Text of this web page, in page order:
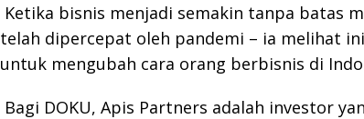
Ketika bisnis menjadi semakin tanpa batas
telah dipercepat oleh pandemi – ia melihat
untuk mengubah cara orang berbisnis di
Bagi DOKU, Apis Partners adalah investor